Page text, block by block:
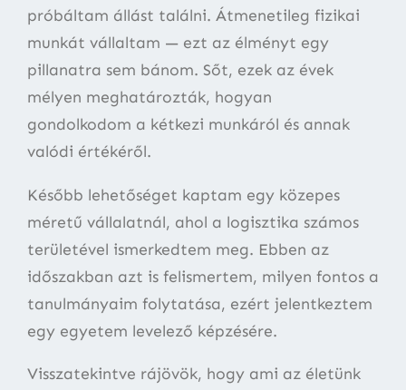
próbáltam állást találni. Átmenetileg fizikai
munkát vállaltam — ezt az élményt egy
pillanatra sem bánom. Sőt, ezek az évek
mélyen meghatározták, hogyan
gondolkodom a kétkezi munkáról és annak
valódi értékéről.
Később lehetőséget kaptam egy közepes
méretű vállalatnál, ahol a logisztika számos
területével ismerkedtem meg. Ebben az
időszakban azt is felismertem, milyen fontos a
tanulmányaim folytatása, ezért jelentkeztem
egy egyetem levelező képzésére.
Visszatekintve rájövök, hogy ami az életünk